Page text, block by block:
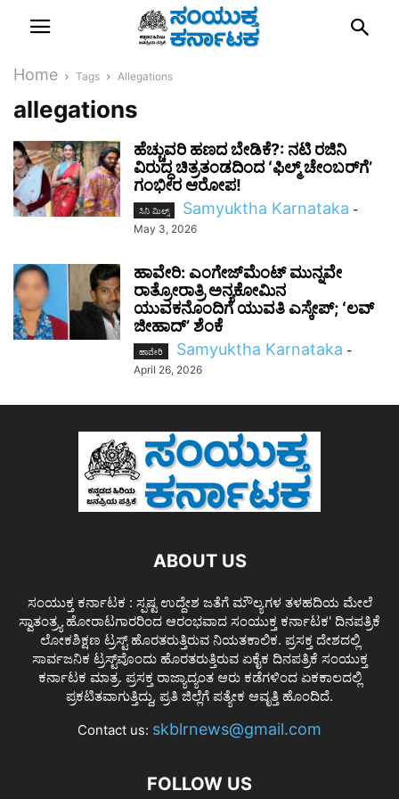
Home Tags Allegations
allegations
ಹೆಚ್ಚುವರಿ ಹಣದ ಬೇಡಿಕೆ?: ನಟಿ ರಜಿನಿ
ವಿರುದ್ಧ ಚಿತ್ರತಂಡದಿಂದ ʻಫಿಲ್ಮ್ ಚೇಂಬರ್‌ಗೆʼ
ಗಂಭೀರ ಆರೋಪ!
ಸಿನಿ ಮಿಲ್ಸ್ Samyuktha Karnataka -
May 3, 2026
ಹಾವೇರಿ: ಎಂಗೇಜ್‌ಮೆಂಟ್ ಮುನ್ನವೇ
ರಾತ್ರೋರಾತ್ರಿ ಅನ್ಯಕೋಮಿನ
ಯುವಕನೊಂದಿಗೆ ಯುವತಿ ಎಸ್ಕೇಪ್; ‌ʻಲವ್‌
ಜೀಹಾದ್‌ʼ ಶೆಂಕೆ
ಹಾವೇರಿ Samyuktha Karnataka -
April 26, 2026
ABOUT US
ಸಂಯುಕ್ತ ಕರ್ನಾಟಕ : ಸ್ಪಷ್ಟ ಉದ್ದೇಶ ಜತೆಗೆ ಮೌಲ್ಯಗಳ ತಳಹದಿಯ ಮೇಲೆ
ಸ್ವಾತಂತ್ರ್ಯ ಹೋರಾಟಗಾರರಿಂದ ಆರಂಭವಾದ ಸಂಯುಕ್ತ ಕರ್ನಾಟಕ' ದಿನಪತ್ರಿಕೆ
ಲೋಕಶಿಕ್ಷಣ ಟ್ರಸ್ಟ್ ಹೊರತರುತ್ತಿರುವ ನಿಯತಕಾಲಿಕ. ಪ್ರಸಕ್ತ ದೇಶದಲ್ಲಿ
ಸಾರ್ವಜನಿಕ ಟ್ರಸ್ಟ್‌ವೊಂದು ಹೊರತರುತ್ತಿರುವ ಏಕೈಕ ದಿನಪತ್ರಿಕೆ ಸಂಯುಕ್ತ
ಕರ್ನಾಟಕ ಮಾತ್ರ. ಪ್ರಸಕ್ತ ರಾಜ್ಯಾದ್ಯಂತ ಆರು ಕಡೆಗಳಿಂದ ಏಕಕಾಲದಲ್ಲಿ
ಪ್ರಕಟಿತವಾಗುತ್ತಿದ್ದು, ಪ್ರತಿ ಜಿಲ್ಲೆಗೆ ಪತ್ಯೇಕ ಆವೃತ್ತಿ ಹೊಂದಿದೆ.
Contact us: skblrnews@gmail.com
FOLLOW US